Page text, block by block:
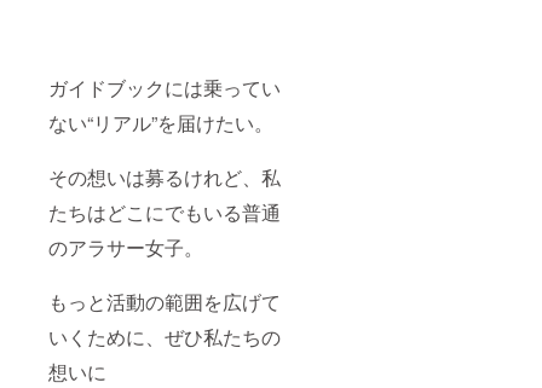
ガイドブックには乗ってい
ない“リアル”を届けたい。
その想いは募るけれど、私
たちはどこにでもいる普通
のアラサー女子。
もっと活動の範囲を広げて
いくために、ぜひ私たちの
想いに